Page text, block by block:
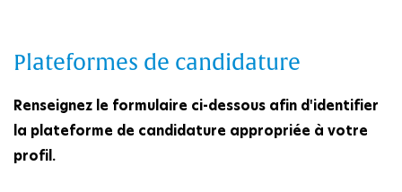
Plateformes de candidature
Renseignez le formulaire ci-dessous afin d'identifier
la plateforme de candidature appropriée à votre
profil.